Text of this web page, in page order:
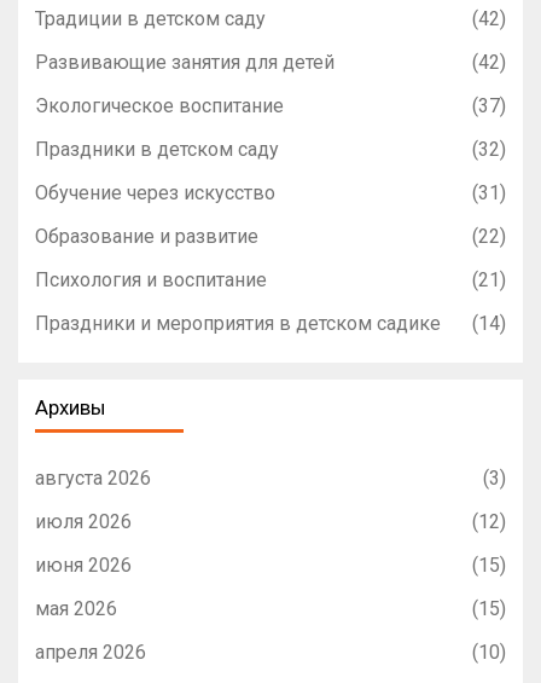
Традиции в детском саду
(42)
Развивающие занятия для детей
(42)
Экологическое воспитание
(37)
Праздники в детском саду
(32)
Обучение через искусство
(31)
Образование и развитие
(22)
Психология и воспитание
(21)
Праздники и мероприятия в детском садике
(14)
Архивы
августа 2026
(3)
июля 2026
(12)
июня 2026
(15)
мая 2026
(15)
апреля 2026
(10)